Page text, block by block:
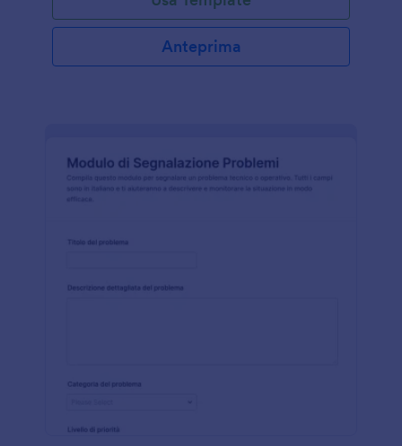
Anteprima